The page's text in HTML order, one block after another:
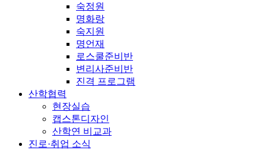
숙정원
명화랑
숙지원
명언재
로스쿨준비반
변리사준비반
진격 프로그램
산학협력
현장실습
캡스톤디자인
산학연 비교과
진로·취업 소식